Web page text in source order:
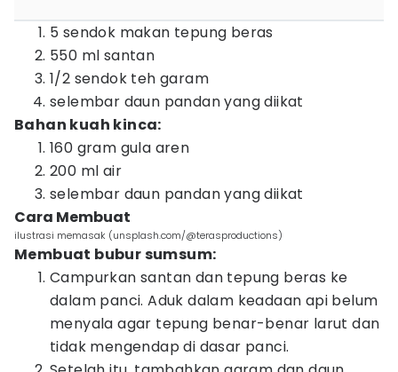
5 sendok makan tepung beras
550 ml santan
1/2 sendok teh garam
selembar daun pandan yang diikat
Bahan kuah kinca:
160 gram gula aren
200 ml air
selembar daun pandan yang diikat
Cara Membuat
ilustrasi memasak (unsplash.com/@terasproductions)
Membuat bubur sumsum:
Campurkan santan dan tepung beras ke
dalam panci. Aduk dalam keadaan api belum
menyala agar tepung benar-benar larut dan
tidak mengendap di dasar panci.